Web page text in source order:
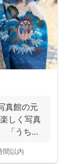
真館の元
しく写真
「うち
間以内